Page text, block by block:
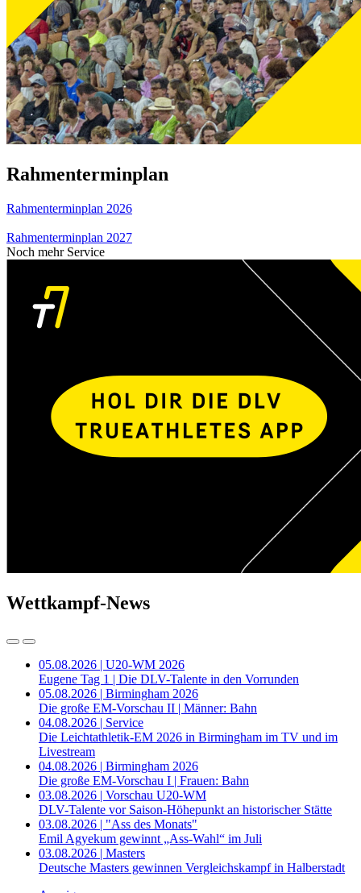
Rahmenterminplan
Rahmenterminplan 2026
Rahmenterminplan 2027
Noch mehr Service
Wettkampf-News
05.08.2026 | U20-WM 2026
Eugene Tag 1 | Die DLV-Talente in den Vorrunden
05.08.2026 | Birmingham 2026
Die große EM-Vorschau II | Männer: Bahn
04.08.2026 | Service
Die Leichtathletik-EM 2026 in Birmingham im TV und im
Livestream
04.08.2026 | Birmingham 2026
Die große EM-Vorschau I | Frauen: Bahn
03.08.2026 | Vorschau U20-WM
DLV-Talente vor Saison-Höhepunkt an historischer Stätte
03.08.2026 | "Ass des Monats"
Emil Agyekum gewinnt „Ass-Wahl“ im Juli
03.08.2026 | Masters
Deutsche Masters gewinnen Vergleichskampf in Halberstadt